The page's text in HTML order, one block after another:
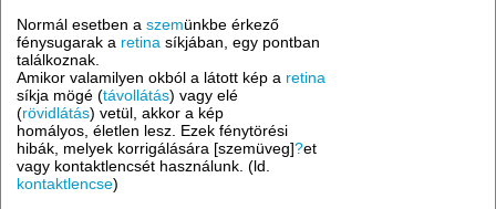
Normál esetben aszemünkbe érkező
fénysugarak a retina síkjában, egy pontban
találkoznak.
Amikor valamilyen okból a látott kép a retina
síkja mögé (távollátás) vagy elé
(rövidlátás) vetül, akkor a kép
homályos, életlen lesz. Ezek fénytörési
hibák, melyek korrigálására [szemüveg]?et
vagy kontaktlencsét használunk. (ld.
kontaktlencse)